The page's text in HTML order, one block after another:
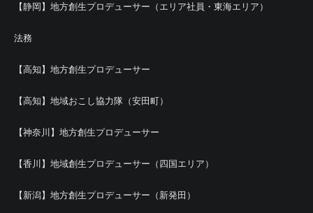
【静岡】地方創生プロデューサー（エリア社員・東海エリア）
法務
【高知】地方創生プロデューサー
【高知】地域おこし協力隊（安田町）
【神奈川】地方創生プロデューサー
【香川】地域創生プロデューサー（四国エリア）
【新潟】地方創生プロデューサー（新発田）